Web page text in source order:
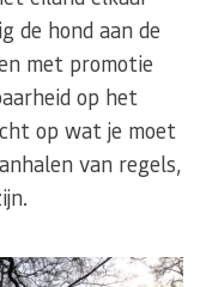
de hond aan de
met promotie
op het
op wat je moet
van regels,